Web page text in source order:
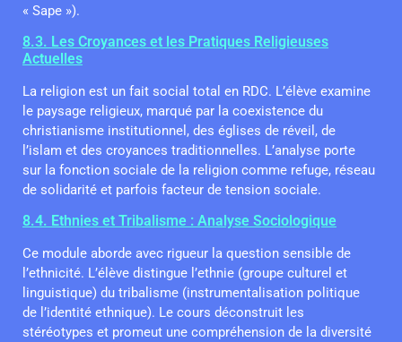
« Sape »).
8.3. Les Croyances et les Pratiques Religieuses
Actuelles
La religion est un fait social total en RDC. L’élève examine
le paysage religieux, marqué par la coexistence du
christianisme institutionnel, des églises de réveil, de
l’islam et des croyances traditionnelles. L’analyse porte
sur la fonction sociale de la religion comme refuge, réseau
de solidarité et parfois facteur de tension sociale.
8.4. Ethnies et Tribalisme : Analyse Sociologique
Ce module aborde avec rigueur la question sensible de
l’ethnicité. L’élève distingue l’ethnie (groupe culturel et
linguistique) du tribalisme (instrumentalisation politique
de l’identité ethnique). Le cours déconstruit les
stéréotypes et promeut une compréhension de la diversité